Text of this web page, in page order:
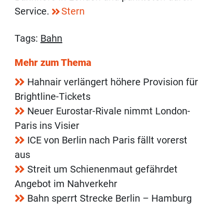
Service.
Stern
Tags: Bahn
Mehr zum Thema
Hahnair verlängert höhere Provision für
Brightline-Tickets
Neuer Eurostar-Rivale nimmt London-
Paris ins Visier
ICE von Berlin nach Paris fällt vorerst
aus
Streit um Schienenmaut gefährdet
Angebot im Nahverkehr
Bahn sperrt Strecke Berlin – Hamburg